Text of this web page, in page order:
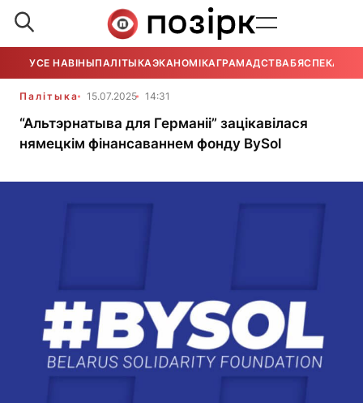
УСЕ НАВІНЫПАЛІТЫКАЭКАНОМІКАГРАМАДСТВАБЯСПЕКА
Палітыка 15.07.2025 14:31
“Альтэрнатыва для Германіі” зацікавілася
нямецкім фінансаваннем фонду BySol